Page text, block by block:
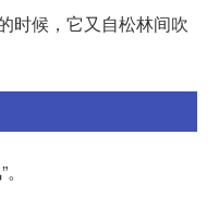
时候，它又自松林间吹